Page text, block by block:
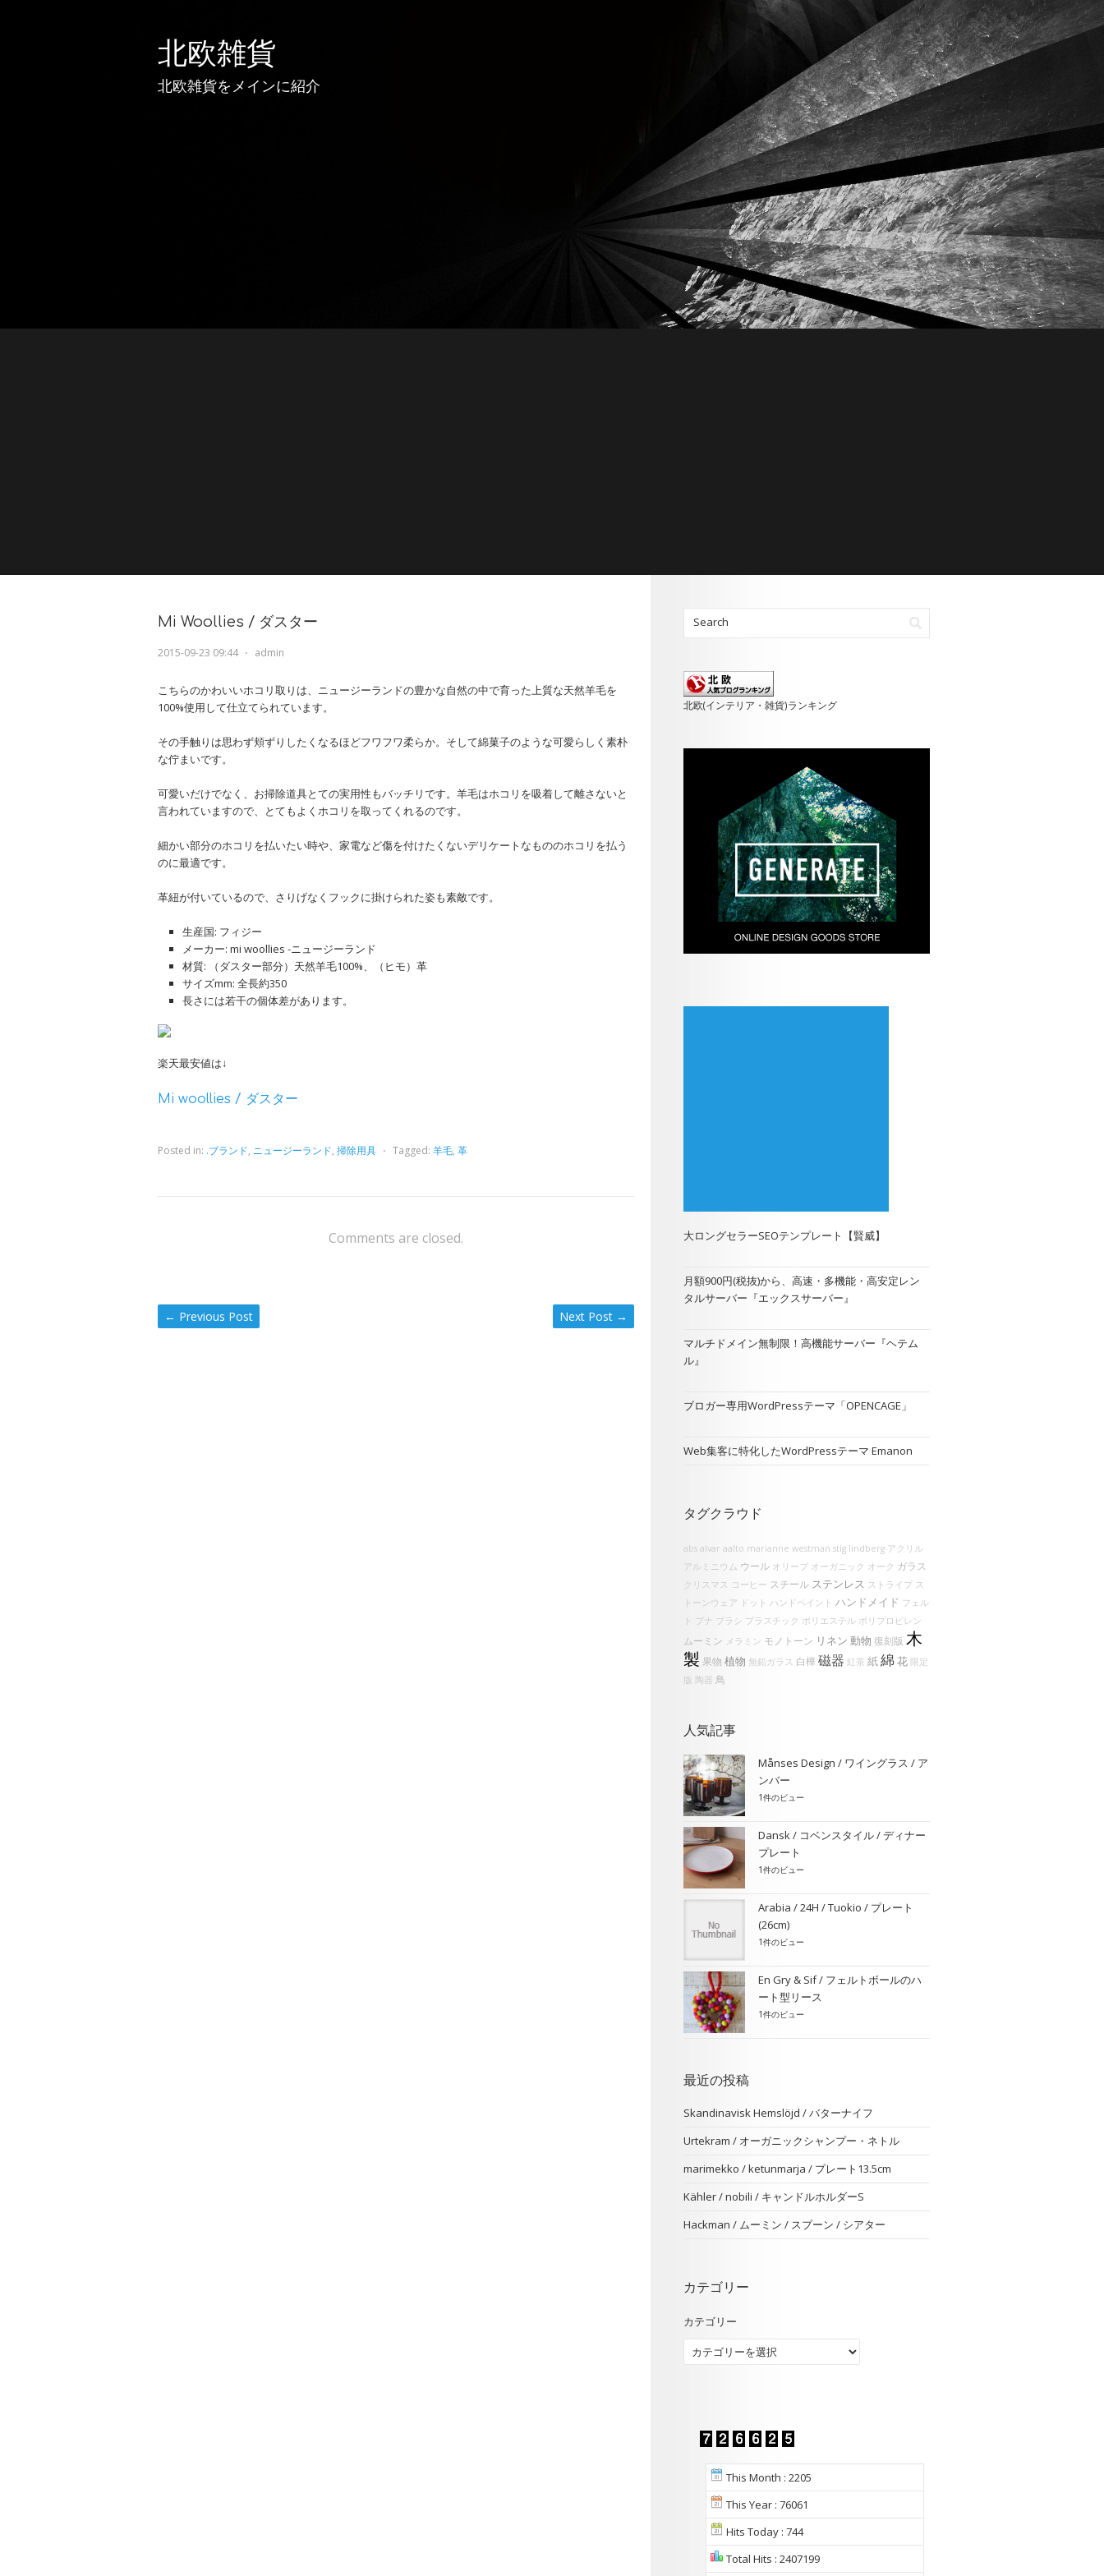
北欧雑貨
北欧雑貨をメインに紹介
Mi Woollies / ダスター
2015-09-23 09:44 ⋅ admin
こちらのかわいいホコリ取りは、ニュージーランドの豊かな自然の中で育った上質な天然羊毛を
100%使用して仕立てられています。
その手触りは思わず頬ずりしたくなるほどフワフワ柔らか。そして綿菓子のような可愛らしく素朴
な佇まいです。
可愛いだけでなく、お掃除道具とての実用性もバッチリです。羊毛はホコリを吸着して離さないと
言われていますので、とてもよくホコリを取ってくれるのです。
細かい部分のホコリを払いたい時や、家電など傷を付けたくないデリケートなもののホコリを払う
のに最適です。
革紐が付いているので、さりげなくフックに掛けられた姿も素敵です。
生産国: フィジー
メーカー: mi woollies -ニュージーランド
材質: （ダスター部分）天然羊毛100%、（ヒモ）革
サイズmm: 全長約350
長さには若干の個体差があります。
楽天最安値は↓
Mi woollies / ダスター
Posted in: .ブランド, ニュージーランド, 掃除用具 ⋅ Tagged: 羊毛, 革
Comments are closed.
← Previous Post Next Post →
北欧(インテリア・雑貨)ランキング
大ロングセラーSEOテンプレート【賢威】
月額900円(税抜)から、高速・多機能・高安定レン
タルサーバー『エックスサーバー』
マルチドメイン無制限！高機能サーバー『ヘテム
ル』
ブロガー専用WordPressテーマ「OPENCAGE」
Web集客に特化したWordPressテーマ Emanon
タグクラウド
abs alvar aalto marianne westman stig lindberg アクリル
アルミニウム ウール オリーブ オーガニック オーク ガラス
クリスマス コーヒー スチール ステンレス ストライプ ス
トーンウェア ドット ハンドペイント ハンドメイド フェル
ト ブナ ブラシ プラスチック ポリエステル ポリプロピレン
ムーミン メラミン モノトーン リネン 動物 復刻版 木
製 果物 植物 無鉛ガラス 白樺 磁器 紅茶 紙綿 花 限定
版 陶器 鳥
人気記事
Månses Design / ワイングラス / ア
ンバー
1件のビュー
Dansk / コベンスタイル / ディナー
プレート
1件のビュー
Arabia / 24H / Tuokio / プレート
(26cm)
1件のビュー
En Gry & Sif / フェルトボールのハ
ート型リース
1件のビュー
最近の投稿
Skandinavisk Hemslöjd / バターナイフ
Urtekram / オーガニックシャンプー・ネトル
marimekko / ketunmarja / プレート13.5cm
Kähler / nobili / キャンドルホルダーS
Hackman / ムーミン / スプーン / シアター
カテゴリー
カテゴリー
This Month : 2205
This Year : 76061
Hits Today : 744
Total Hits : 2407199